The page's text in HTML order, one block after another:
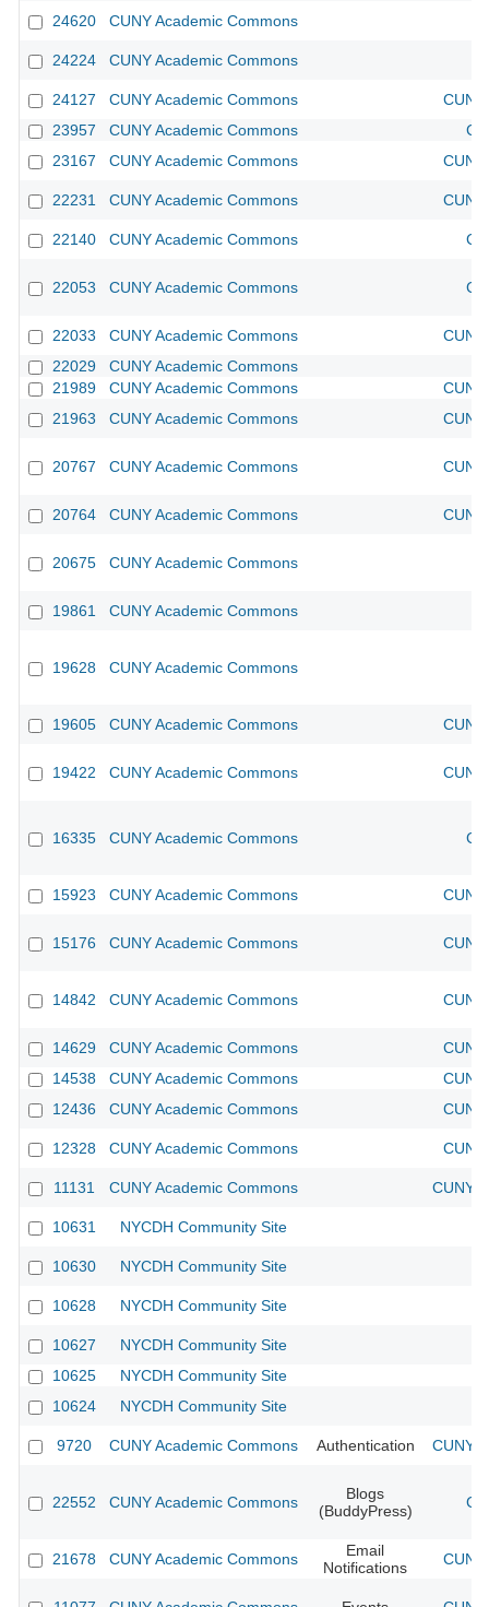
24620 CUNY Academic Commons
24224 CUNY Academic Commons
24127 CUNY Academic Commons
23957
CUNY Academic Commons
23167
CUNY Academic Commons
22231 CUNY Academic Commons
22140 CUNY Academic Commons
22053 CUNY Academic Commons
22033 CUNY Academic Commons
22029
CUNY Academic Commons
21989
CUNY Academic Commons
21963
CUNY Academic Commons
20767 CUNY Academic Commons
20764 CUNY Academic Commons
20675 CUNY Academic Commons
19861 CUNY Academic Commons
19628 CUNY Academic Commons
19605 CUNY Academic Commons
19422 CUNY Academic Commons
16335 CUNY Academic Commons
15923 CUNY Academic Commons
15176 CUNY Academic Commons
14842 CUNY Academic Commons
14629 CUNY Academic Commons
14538
CUNY Academic Commons
12436
CUNY Academic Commons
12328 CUNY Academic Commons
11131 CUNY Academic Commons CUNY
10631 NYCDH Community Site
10630 NYCDH Community Site
10628 NYCDH Community Site
10627
NYCDH Community Site
10625
NYCDH Community Site
10624
NYCDH Community Site
9720 CUNY Academic Commons Authentication CUNY
22552 CUNY Academic Commons
Blogs
(BuddyPress)
21678 CUNY Academic Commons
Email
Notifications